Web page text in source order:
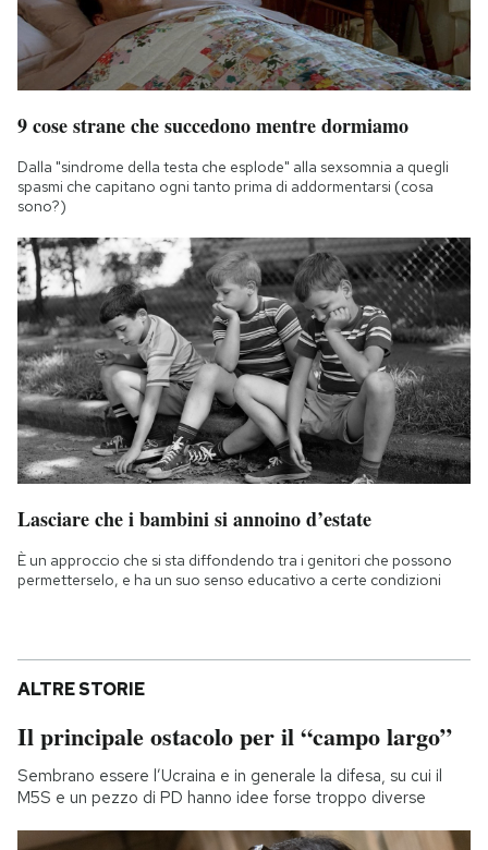
9 cose strane che succedono mentre dormiamo
Dalla "sindrome della testa che esplode" alla sexsomnia a quegli
spasmi che capitano ogni tanto prima di addormentarsi (cosa
sono?)
Lasciare che i bambini si annoino d’estate
È un approccio che si sta diffondendo tra i genitori che possono
permetterselo, e ha un suo senso educativo a certe condizioni
ALTRE STORIE
Il principale ostacolo per il “campo largo”
Sembrano essere l’Ucraina e in generale la difesa, su cui il
M5S e un pezzo di PD hanno idee forse troppo diverse